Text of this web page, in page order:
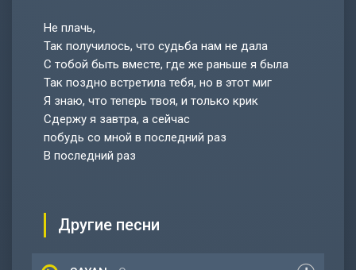
Не плачь,
Так получилось, что судьба нам не дала
С тобой быть вместе, где же раньше я была
Так поздно встретила тебя, но в этот миг
Я знаю, что теперь твоя, и только крик
Сдержу я завтра, а сейчас
побудь со мной в последний раз
В последний раз
Другие песни